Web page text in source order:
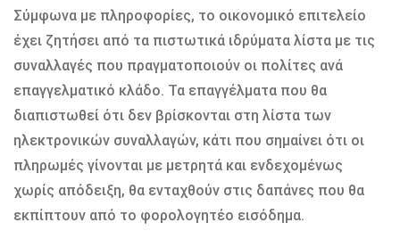
Σύμφωνα με πληροφορίες, το οικονομικό επιτελείο
έχει ζητήσει από τα πιστωτικά ιδρύματα λίστα με τις
συναλλαγές που πραγματοποιούν οι πολίτες ανά
επαγγελματικό κλάδο. Τα επαγγέλματα που θα
διαπιστωθεί ότι δεν βρίσκονται στη λίστα των
ηλεκτρονικών συναλλαγών, κάτι που σημαίνει ότι οι
πληρωμές γίνονται με μετρητά και ενδεχομένως
χωρίς απόδειξη, θα ενταχθούν στις δαπάνες που θα
εκπίπτουν από το φορολογητέο εισόδημα.